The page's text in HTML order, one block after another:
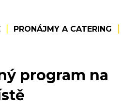
PRONÁJMY A CATERING
program na